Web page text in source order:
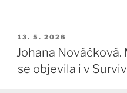
PUBLIKOVÁNO
13. 5. 2026
Johana
se objevila i v